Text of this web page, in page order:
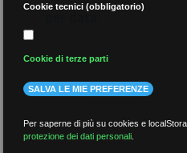
per data
più recenti
Cookie tecnici (obbligatorio)
Cookie di terze parti
SALVA LE MIE PREFERENZE
Per saperne di più su cookies e
protezione dei dati personali